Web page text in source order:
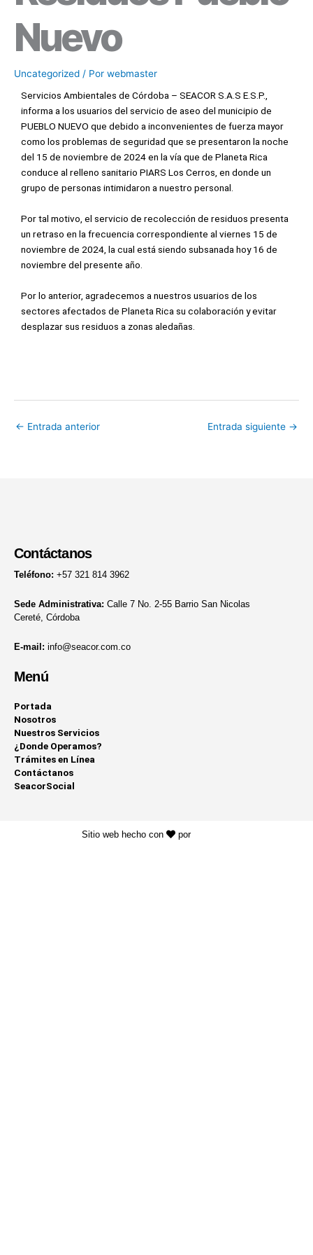
Nuevo
Uncategorized / Por webmaster
Servicios Ambientales de Córdoba – SEACOR S.A.S E.S.P.,
informa a los usuarios del servicio de aseo del municipio de
PUEBLO NUEVO que debido a inconvenientes de fuerza mayor
como los problemas de seguridad que se presentaron la noche
del 15 de noviembre de 2024 en la vía que de Planeta Rica
conduce al relleno sanitario PIARS Los Cerros, en donde un
grupo de personas intimidaron a nuestro personal.
Por tal motivo, el servicio de recolección de residuos presenta
un retraso en la frecuencia correspondiente al viernes 15 de
noviembre de 2024, la cual está siendo subsanada hoy 16 de
noviembre del presente año.
Por lo anterior, agradecemos a nuestros usuarios de los
sectores afectados de Planeta Rica su colaboración y evitar
desplazar sus residuos a zonas aledañas.
← Entrada anterior Entrada siguiente →
Contáctanos
Teléfono: +57 321 814 3962
Sede Administrativa: Calle 7 No. 2-55 Barrio San Nicolas
Cereté, Córdoba
E-mail: info@seacor.com.co
Menú
Portada
Nosotros
Nuestros Servicios
¿Donde Operamos?
Trámites en Línea
Contáctanos
SeacorSocial
Sitio web hecho con por